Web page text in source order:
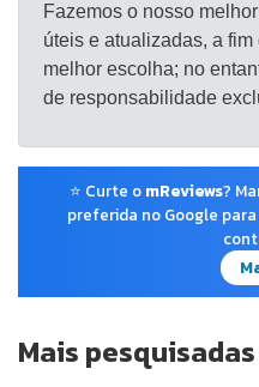
Fazemos o nosso
úteis e atualizadas, a
melhor escolha; no
de responsabilidade
⭐ Curte o mReviews?
preferida no Google
Mais pesquisadas